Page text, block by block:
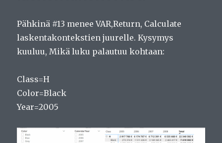
Pähkinä #13 menee VAR,Return, Calculate
laskentakontekstien juurelle. Kysymys
kuuluu, Mikä luku palautuu kohtaan:
Class=H
Color=Black
Year=2005